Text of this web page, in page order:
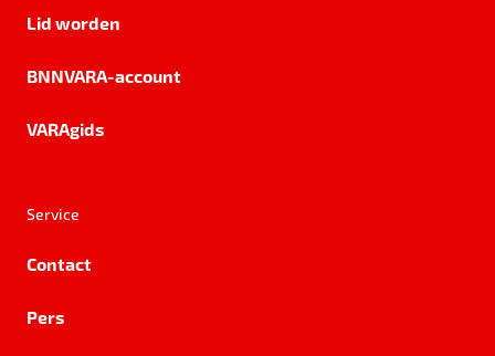
Lid worden
BNNVARA-account
VARAgids
Service
Contact
Pers